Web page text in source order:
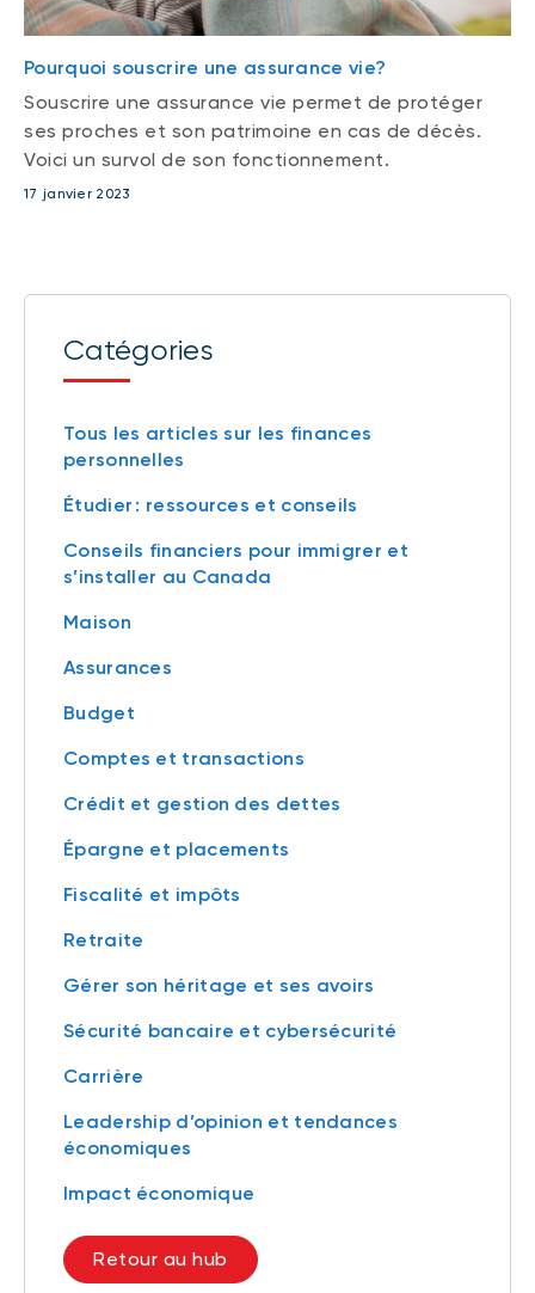
Pourquoi souscrire une assurance vie?
Souscrire une assurance vie permet de protéger
ses proches et son patrimoine en cas de décès.
Voici un survol de son fonctionnement.
17 janvier 2023
Catégories
Tous les articles sur les finances
personnelles
Étudier : ressources et conseils
Conseils financiers pour immigrer et
s’installer au Canada
Maison
Assurances
Budget
Comptes et transactions
Crédit et gestion des dettes
Épargne et placements
Fiscalité et impôts
Retraite
Gérer son héritage et ses avoirs
Sécurité bancaire et cybersécurité
Carrière
Leadership d’opinion et tendances
économiques
Impact économique
Retour au hub